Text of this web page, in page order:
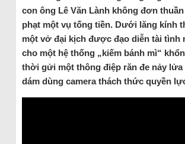
con ông Lê Văn Lành không đơn
phạt một vụ tống tiền. Dưới lăng kính
một vở đại kịch được đạo diễn tài tình
cho một hệ thống „kiếm bánh mì“
thời gửi một thông điệp răn đe nảy lửa
dám dùng camera thách thức quyền